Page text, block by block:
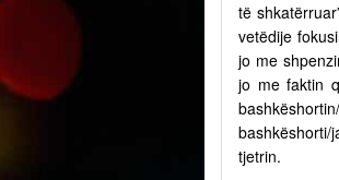
të
vetëdije
jo me
jo me faktin
tjetrin.